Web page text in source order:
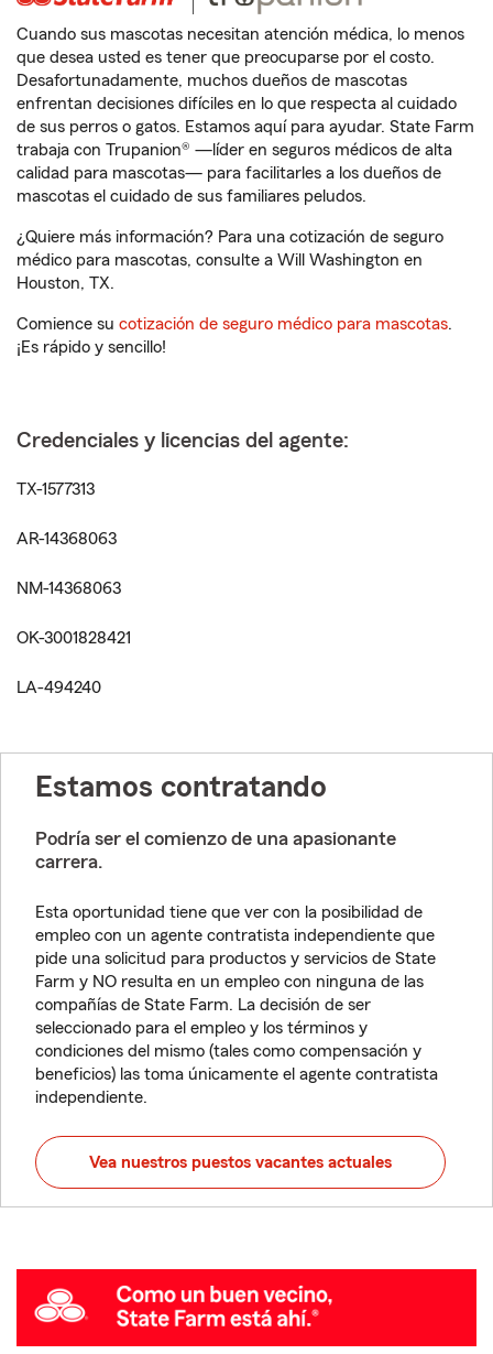
Cuando sus mascotas necesitan atención médica, lo menos
que desea usted es tener que preocuparse por el costo.
Desafortunadamente, muchos dueños de mascotas
enfrentan decisiones difíciles en lo que respecta al cuidado
de sus perros o gatos. Estamos aquí para ayudar. State Farm
trabaja con Trupanion® —líder en seguros médicos de alta
calidad para mascotas— para facilitarles a los dueños de
mascotas el cuidado de sus familiares peludos.
¿Quiere más información? Para una cotización de seguro
médico para mascotas, consulte a Will Washington en
Houston, TX.
Comience su cotización de seguro médico para mascotas.
¡Es rápido y sencillo!
Credenciales y licencias del agente:
TX-1577313
AR-14368063
NM-14368063
OK-3001828421
LA-494240
Estamos contratando
Podría ser el comienzo de una apasionante
carrera.
Esta oportunidad tiene que ver con la posibilidad de
empleo con un agente contratista independiente que
pide una solicitud para productos y servicios de State
Farm y NO resulta en un empleo con ninguna de las
compañías de State Farm. La decisión de ser
seleccionado para el empleo y los términos y
condiciones del mismo (tales como compensación y
beneficios) las toma únicamente el agente contratista
independiente.
Vea nuestros puestos vacantes actuales